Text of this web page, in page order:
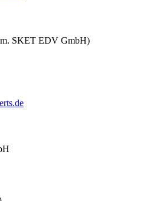
SKET EDV GmbH)